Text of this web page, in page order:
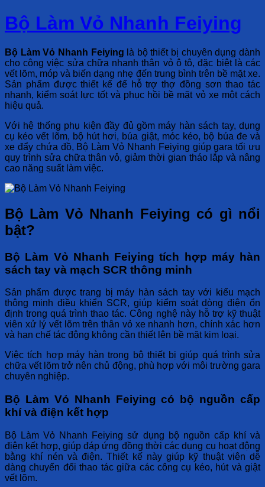
Bộ Làm Vỏ Nhanh Feiying
Bộ Làm Vỏ Nhanh Feiying là bộ thiết bị chuyên dụng dành
cho công việc sửa chữa nhanh thân vỏ ô tô, đặc biệt là các
vết lõm, móp và biến dạng nhẹ đến trung bình trên bề mặt xe.
Sản phẩm được thiết kế để hỗ trợ thợ đồng sơn thao tác
nhanh, kiểm soát lực tốt và phục hồi bề mặt vỏ xe một cách
hiệu quả.
Với hệ thống phụ kiện đầy đủ gồm máy hàn sách tay, dụng
cụ kéo vết lõm, bộ hút hơi, búa giật, móc kéo, bộ búa đe và
xe đẩy chứa đồ, Bộ Làm Vỏ Nhanh Feiying giúp gara tối ưu
quy trình sửa chữa thân vỏ, giảm thời gian tháo lắp và nâng
cao năng suất làm việc.
Bộ Làm Vỏ Nhanh Feiying có gì nổi
bật?
Bộ Làm Vỏ Nhanh Feiying tích hợp máy hàn
sách tay và mạch SCR thông minh
Sản phẩm được trang bị máy hàn sách tay với kiểu mạch
thông minh điều khiển SCR, giúp kiểm soát dòng điện ổn
định trong quá trình thao tác. Công nghệ này hỗ trợ kỹ thuật
viên xử lý vết lõm trên thân vỏ xe nhanh hơn, chính xác hơn
và hạn chế tác động không cần thiết lên bề mặt kim loại.
Việc tích hợp máy hàn trong bộ thiết bị giúp quá trình sửa
chữa vết lõm trở nên chủ động, phù hợp với môi trường gara
chuyên nghiệp.
Bộ Làm Vỏ Nhanh Feiying có bộ nguồn cấp
khí và điện kết hợp
Bộ Làm Vỏ Nhanh Feiying sử dụng bộ nguồn cấp khí và
điện kết hợp, giúp đáp ứng đồng thời các dụng cụ hoạt động
bằng khí nén và điện. Thiết kế này giúp kỹ thuật viên dễ
dàng chuyển đổi thao tác giữa các công cụ kéo, hút và giật
vết lõm.